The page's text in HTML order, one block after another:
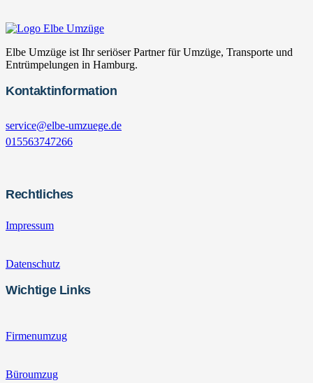
Elbe Umzüge ist Ihr seriöser Partner für Umzüge, Transporte und
Entrümpelungen in Hamburg.
Kontaktinformation
service@elbe-umzuege.de
015563747266
Rechtliches
Impressum
Datenschutz
Wichtige Links
Firmenumzug
Büroumzug